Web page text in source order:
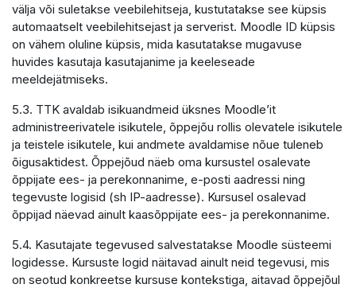
välja või suletakse veebilehitseja, kustutatakse see küpsis
automaatselt veebilehitsejast ja serverist. Moodle ID küpsis
on vähem oluline küpsis, mida kasutatakse mugavuse
huvides kasutaja kasutajanime ja keeleseade
meeldejätmiseks.
5.3. TTK avaldab isikuandmeid üksnes Moodle’it
administreerivatele isikutele, õppejõu rollis olevatele isikutele
ja teistele isikutele, kui andmete avaldamise nõue tuleneb
õigusaktidest. Õppejõud näeb oma kursustel osalevate
õppijate ees- ja perekonnanime, e-posti aadressi ning
tegevuste logisid (sh IP-aadresse). Kursusel osalevad
õppijad näevad ainult kaasõppijate ees- ja perekonnanime.
5.4. Kasutajate tegevused salvestatakse Moodle süsteemi
logidesse. Kursuste logid näitavad ainult neid tegevusi, mis
on seotud konkreetse kursuse kontekstiga, aitavad õppejõul